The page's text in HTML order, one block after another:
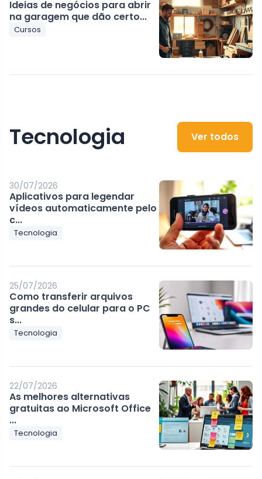
Ideias de negócios para abrir
na garagem que dão certo...
Cursos
Tecnologia Ver todos
30/07/2026
Aplicativos para legendar
vídeos automaticamente pelo
c...
Tecnologia
25/07/2026
Como transferir arquivos
grandes do celular para o PC
s...
Tecnologia
22/07/2026
As melhores alternativas
gratuitas ao Microsoft Office
...
Tecnologia